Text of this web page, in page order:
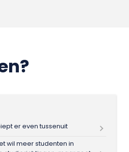
er even tussenuit
wil meer studenten in